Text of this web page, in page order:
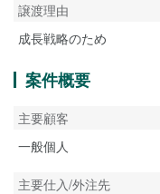
譲渡理由
成長戦略のため
案件概要
主要顧客
一般個人
主要仕入/外注先